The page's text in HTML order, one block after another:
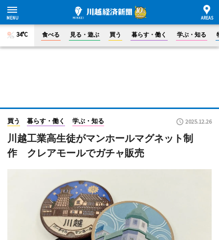
34°C 食べる 見る・遊ぶ 買う 暮らす・働く 学ぶ・知る
買う 暮らす・働く 学ぶ・知る 2025.12.26
川越工業高生徒がマンホールマグネット制
作 クレアモールでガチャ販売